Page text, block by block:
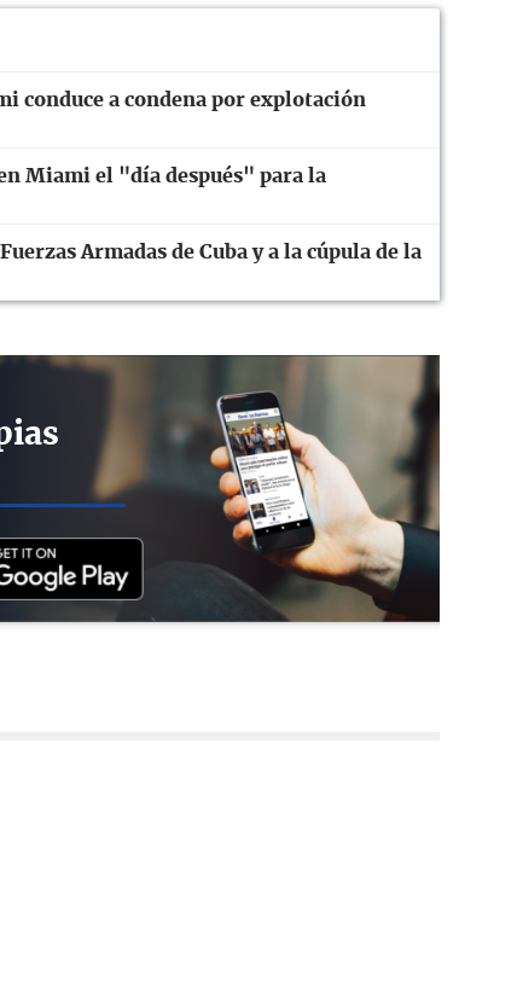
conduce a condena por explotación
Miami el "día después" para la
Armadas de Cuba y a la cúpula de la